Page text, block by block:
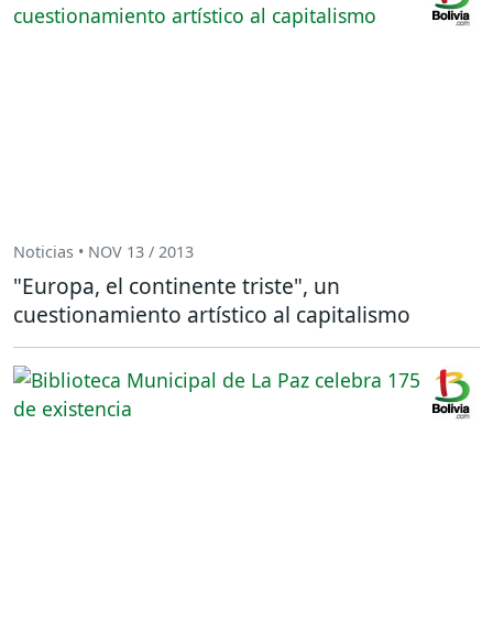
Noticias • NOV 13 / 2013
"Europa, el continente triste", un
cuestionamiento artístico al capitalismo